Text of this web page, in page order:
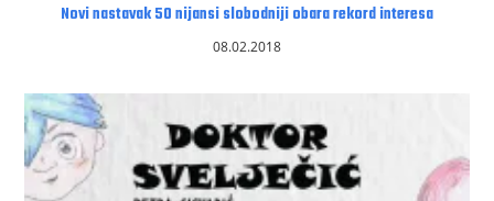
Novi nastavak 50 nijansi slobodniji obara rekord interesa
08.02.2018